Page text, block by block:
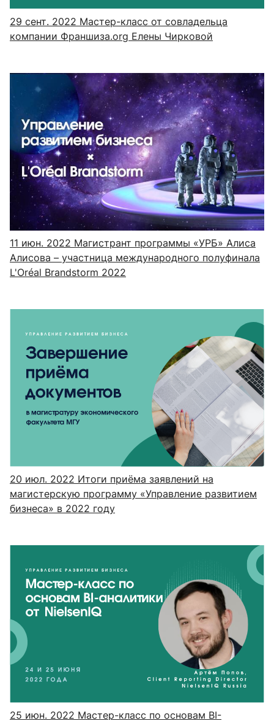
29 сент. 2022 Мастер-класс от совладельца
компании Франшиза.org Елены Чирковой
11 июн. 2022 Магистрант программы «УРБ» Алиса
Алисова – участница международного полуфинала
L'Oréal Brandstorm 2022
20 июл. 2022 Итоги приёма заявлений на
магистерскую программу «Управление развитием
бизнеса» в 2022 году
25 июн. 2022 Мастер-класс по основам BI-